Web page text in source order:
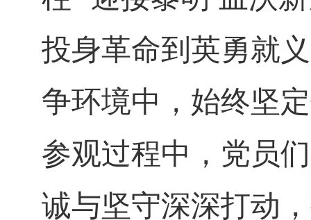
投身革命到英勇就
争环境中，始终坚
参观过程中，党员
诚与坚守深深打动